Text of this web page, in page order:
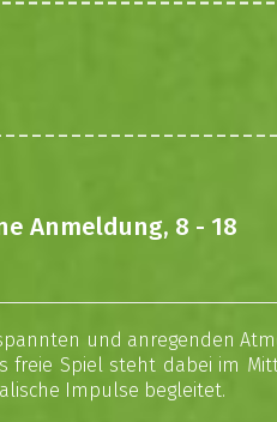
Anmeldung, 8 - 18
und anregenden
freie Spiel steht dabei im
Impulse begleitet.